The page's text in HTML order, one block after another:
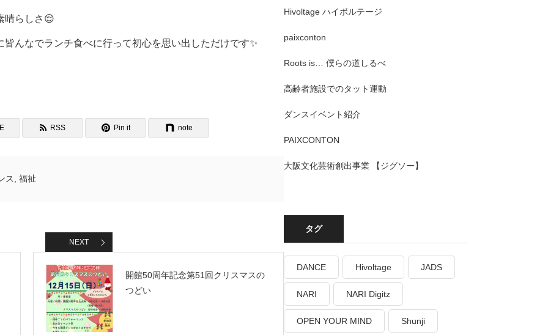
晴らしさ😌
んなでランチ食べに行って初心を思い出しただけです✨
RSS Pin it note
ス 福祉
NEXT
開館50周年記念第51回クリスマスの
つどい
Hivoltage ハイボルテージ
paixconton
Roots is… 僕らの道しるべ
高齢者施設でのタット運動
ダンスイベント紹介
PAIXCONTON
大阪文化芸術創出事業 【ジグソー】
タグ
DANCE Hivoltage JADS
NARI NARI Digitz
OPEN YOUR MIND Shunji